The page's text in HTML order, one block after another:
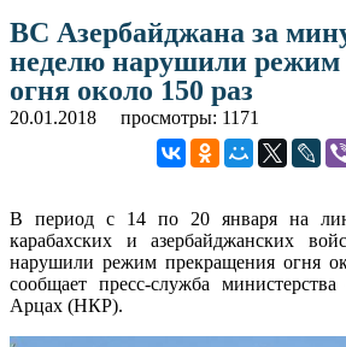
ВС Азербайджана за
неделю нарушили
огня около 150 раз
20.01.2018 просмотры: 1171
В период с 14 по 20 января на
карабахских и азербайджанских
нарушили режим прекращения огня
сообщает пресс-служба
Арцах (НКР).